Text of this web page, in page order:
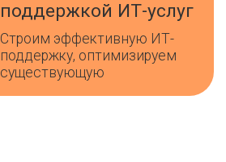
поддержкой ИТ-услуг
Строим эффективную ИТ-
поддержку, оптимизируем
существующую